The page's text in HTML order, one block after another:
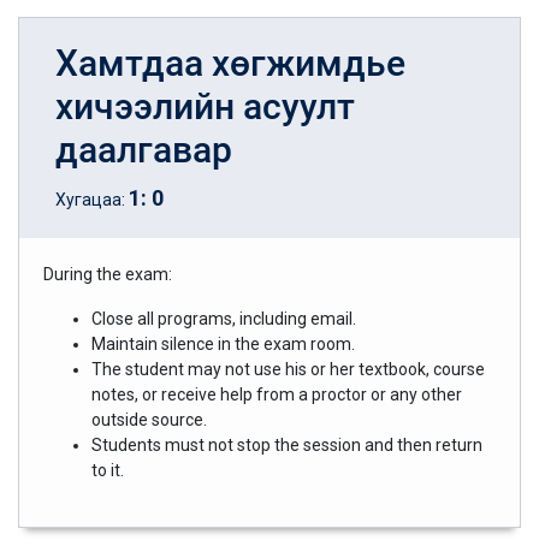
Хамтдаа хөгжимдье
хичээлийн асуулт
даалгавар
Хугацаа: 1: 0
During the exam:
Close all programs, including email.
Maintain silence in the exam room.
The student may not use his or her textbook, course
notes, or receive help from a proctor or any other
outside source.
Students must not stop the session and then return
to it.